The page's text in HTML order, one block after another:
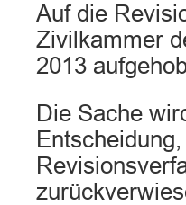
Auf die
Zivilkammer
2013
Die Sache